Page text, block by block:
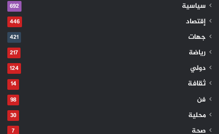
سياسية 692
إقتصاد 446
جهات 421
رياضة 217
دولي 124
ثقافة 14
فن 98
محلية 30
صحة 7